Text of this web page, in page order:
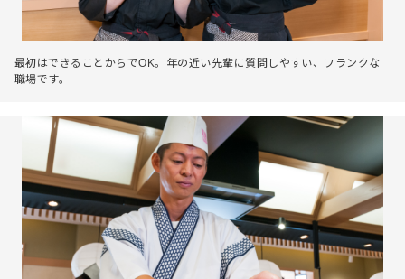
最初はできることからでOK。年の近い先輩に質問しやすい、フランクな
職場です。